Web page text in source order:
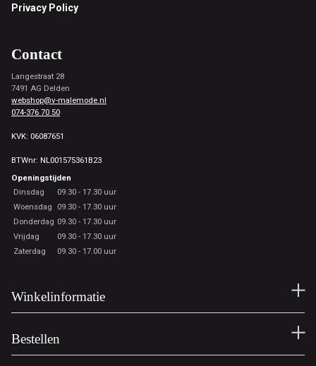
Privacy Policy
Contact
Langestraat 28
7491 AG Delden
webshop@v-malemode.nl
074-376 70 50
KVK: 06087651
BTWnr: NL001575361B23
Openingstijden
Dinsdag
09.30 - 17.30 uur
Woensdag
09.30 - 17.30 uur
Donderdag 09.30 - 17.30 uur
Vrijdag
09.30 - 17.30 uur
Zaterdag
09.30 - 17.00 uur
Winkelinformatie
Bestellen